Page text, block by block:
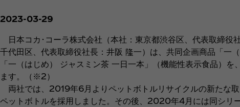
2023-03-29
日本コカ･コーラ株式会社（本社：東京都渋谷区、代表取締役
千代田区、代表取締役社長：井阪 隆一）は、共同企画商品「一
「一（はじめ） ジャスミン茶 一日一本」（機能性表示食品）
ます。（※2）
両社では、2019年6月よりペットボトルリサイクルの新たな
ペットボトルを採用しました。その後、2020年4月には同シ